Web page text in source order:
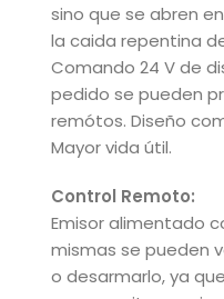
sino que se abren
la caida repentina
Comando 24 V de
pedido se pueden
remótos. Diseño
Mayor vida útil.
Control Remoto:
Emisor alimentado
mismas se pueden
o desarmarlo, ya